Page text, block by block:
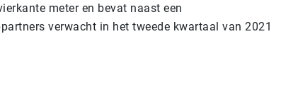
meter en bevat naast een
verwacht in het tweede kwartaal van 2021